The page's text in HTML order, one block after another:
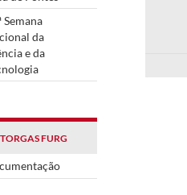
Semana
da
e da
FURG